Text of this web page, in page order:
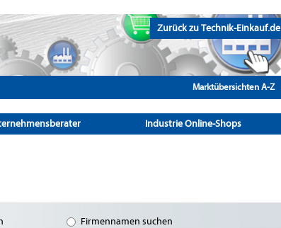
Zurück zu Technik-Einkauf.de
Marktübersichten A-Z
Industrie Online-Shops
Firmennamen suchen